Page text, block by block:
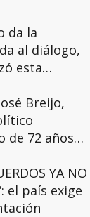
da la
al diálogo,
esta
a los
de la AN del
Breijo,
de 72 años
por
YA NO
el país exige